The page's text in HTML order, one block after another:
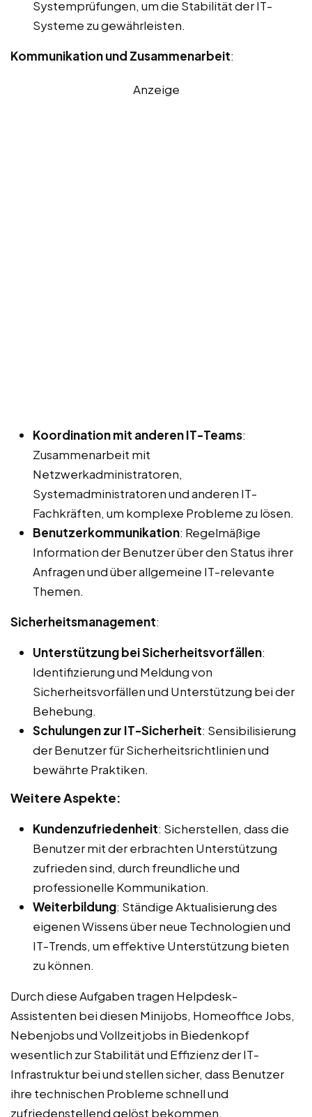
Systemprüfungen, um die Stabilität der IT-
Systeme zu gewährleisten.
Kommunikation und Zusammenarbeit:
Anzeige
Koordination mit anderen IT-Teams:
Zusammenarbeit mit
Netzwerkadministratoren,
Systemadministratoren und anderen IT-
Fachkräften, um komplexe Probleme zu lösen.
Benutzerkommunikation: Regelmäßige
Information der Benutzer über den Status ihrer
Anfragen und über allgemeine IT-relevante
Themen.
Sicherheitsmanagement:
Unterstützung bei Sicherheitsvorfällen:
Identifizierung und Meldung von
Sicherheitsvorfällen und Unterstützung bei der
Behebung.
Schulungen zur IT-Sicherheit: Sensibilisierung
der Benutzer für Sicherheitsrichtlinien und
bewährte Praktiken.
Weitere Aspekte:
Kundenzufriedenheit: Sicherstellen, dass die
Benutzer mit der erbrachten Unterstützung
zufrieden sind, durch freundliche und
professionelle Kommunikation.
Weiterbildung: Ständige Aktualisierung des
eigenen Wissens über neue Technologien und
IT-Trends, um effektive Unterstützung bieten
zu können.
Durch diese Aufgaben tragen Helpdesk-
Assistenten bei diesen Minijobs, Homeoffice Jobs,
Nebenjobs und Vollzeitjobs in Biedenkopf
wesentlich zur Stabilität und Effizienz der IT-
Infrastruktur bei und stellen sicher, dass Benutzer
ihre technischen Probleme schnell und
zufriedenstellend gelöst bekommen.